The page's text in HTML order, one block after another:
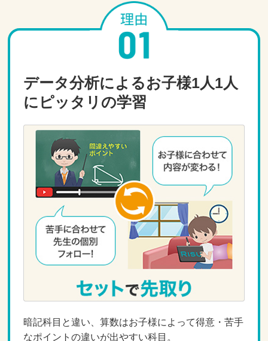
データ分析によるお子様1人1人
にピッタリの学習
暗記科目と違い、算数はお子様によって得意・苦手
なポイントの違いが出やすい科目。